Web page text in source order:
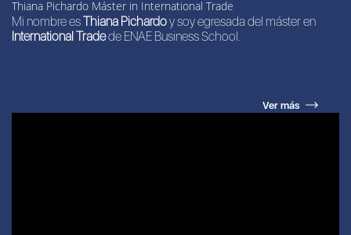
Thiana Pichardo Máster in International Trade
Mi nombre esThiana Pichardoy soy egresada del máster en
International Tradede ENAE Business School.
Ver más